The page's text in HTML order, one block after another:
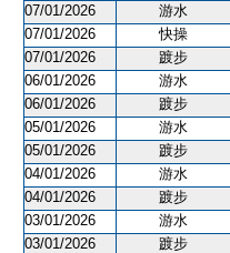
07/01/2026
游水
07/01/2026
快操
07/01/2026
踱步
06/01/2026
游水
06/01/2026
踱步
05/01/2026
游水
05/01/2026
踱步
04/01/2026
游水
04/01/2026
踱步
03/01/2026
游水
03/01/2026
踱步